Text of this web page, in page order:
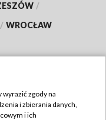
/
/ WROCŁAW
zgody na
i zbierania danych,
i ich